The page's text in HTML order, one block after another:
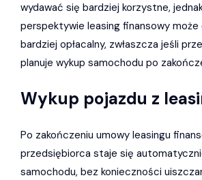
wydawać się bardziej korzystne,
perspektywie leasing finansowy może
bardziej opłacalny, zwłaszcza jeśli
planuje wykup samochodu po
Wykup pojazdu z
Po zakończeniu umowy leasingu
przedsiębiorca staje się
samochodu, bez konieczności